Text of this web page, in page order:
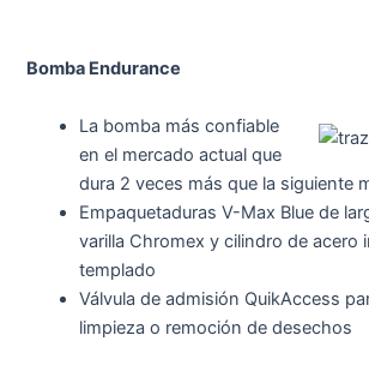
Bomba Endurance
La bomba más confiable
en el mercado actual que
dura 2 veces más que la siguiente
Empaquetaduras V-Max Blue de
varilla Chromex y cilindro de acero
templado
Válvula de admisión QuikAccess
limpieza o remoción de desechos